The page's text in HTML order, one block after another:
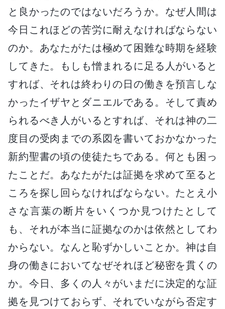
と良かったのではないだろうか。なぜ人間は
今日これほどの苦労に耐えなければならない
のか。あなたがたは極めて困難な時期を経験
してきた。もしも憎まれるに足る人がいると
すれば、それは終わりの日の働きを預言しな
かったイザヤとダニエルである。そして責め
られるべき人がいるとすれば、それは神の二
度目の受肉までの系図を書いておかなかった
新約聖書の頃の使徒たちである。何とも困っ
たことだ。あなたがたは証拠を求めて至ると
ころを探し回らなければならない。たとえ小
さな言葉の断片をいくつか見つけたとして
も、それが本当に証拠なのかは依然としてわ
からない。なんと恥ずかしいことか。神は自
身の働きにおいてなぜそれほど秘密を貫くの
か。今日、多くの人々がいまだに決定的な証
拠を見つけておらず、それでいながら否定す